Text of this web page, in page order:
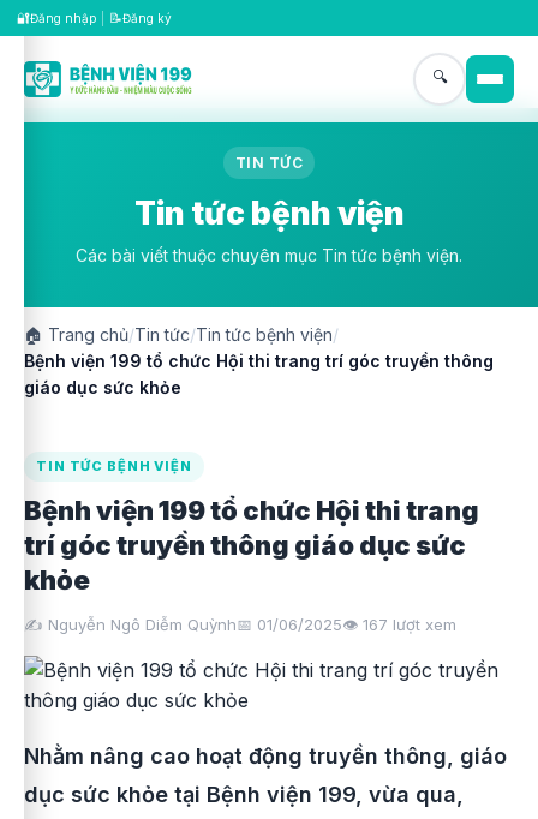
🔐Đăng nhập 📝Đăng ký
🔍
TIN TỨC
Tin tức bệnh viện
Các bài viết thuộc chuyên mục Tin tức bệnh viện.
🏠 Trang chủ/Tin tức/Tin tức bệnh viện/
Bệnh viện 199 tổ chức Hội thi trang trí góc truyền thông
giáo dục sức khỏe
TIN TỨC BỆNH VIỆN
Bệnh viện 199 tổ chức Hội thi trang
trí góc truyền thông giáo dục sức
khỏe
✍️ Nguyễn Ngô Diễm Quỳnh📅 01/06/2025👁️ 167 lượt xem
Nhằm nâng cao hoạt động truyền thông, giáo
dục sức khỏe tại Bệnh viện 199, vừa qua,